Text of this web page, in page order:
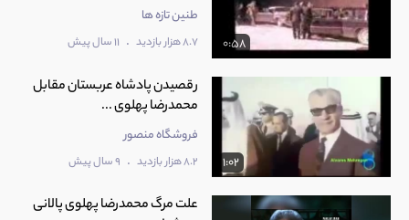
0:58
طنین تازه ها
8.7 هزار بازدید . 11 سال پیش
1:02
رقصیدن پادشاه عربستان مقابل
محمدرضا پهلوی ...
فروشگاه منصور
8.2 هزار بازدید . 9 سال پیش
علت مرگ محمدرضا پهلوی پالانی